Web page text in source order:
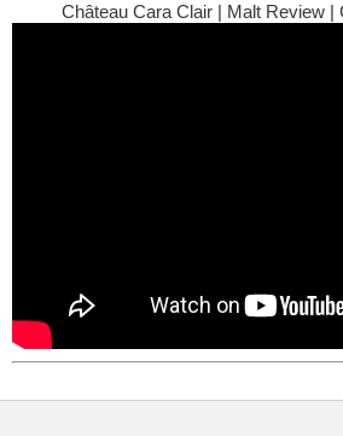
Château Cara Clair | Malt Review |